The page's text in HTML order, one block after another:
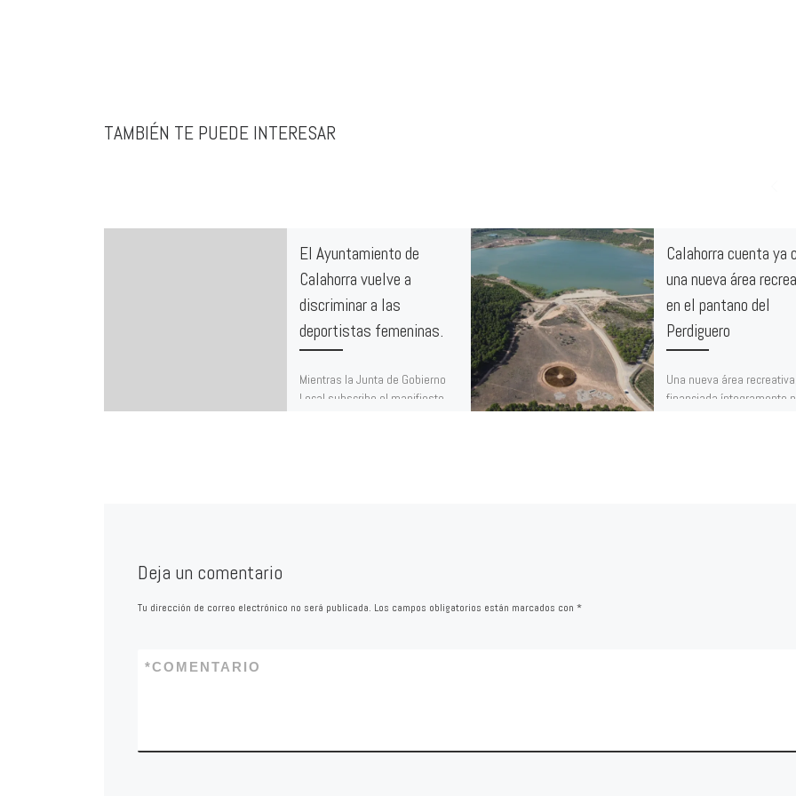
TAMBIÉN TE PUEDE INTERESAR
El Ayuntamiento de
Calahorra vuelve a
discriminar a las
deportistas femeninas.
Mientras la Junta de Gobierno
Local subscribe el manifiesto
Calahorra cuenta ya
una nueva área
en el pantano del
Perdiguero
Una nueva área recreativa,
financiada íntegramente
Deja un comentario
Tu dirección de correo electrónico no será publicada. Los campos obligatorios están marcados con *
COMENTARIO
*